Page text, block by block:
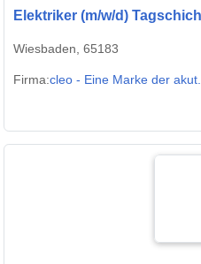
Elektriker (m/w/d)
Wiesbaden, 65183
Firma:cleo - Eine Marke der